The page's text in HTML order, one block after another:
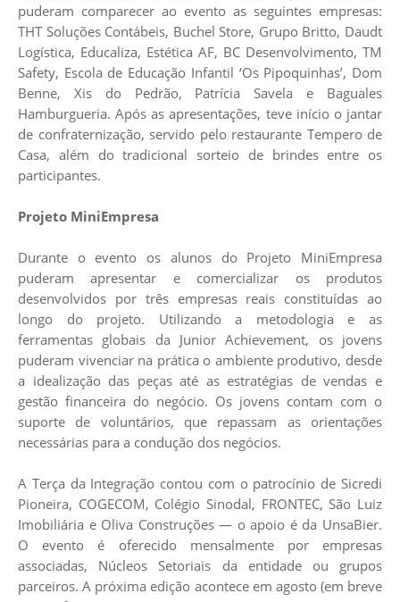
puderam comparecer ao evento as seguintes empresas:
THT Soluções Contábeis, Buchel Store, Grupo Britto, Daudt
Logística, Educaliza, Estética AF, BC Desenvolvimento, TM
Safety, Escola de Educação Infantil ‘Os Pipoquinhas’, Dom
Benne, Xis do Pedrão, Patrícia Savela e Baguales
Hamburgueria. Após as apresentações, teve início o jantar
de confraternização, servido pelo restaurante Tempero de
Casa, além do tradicional sorteio de brindes entre os
participantes.
Projeto MiniEmpresa
Durante o evento os alunos do Projeto MiniEmpresa
puderam apresentar e comercializar os produtos
desenvolvidos por três empresas reais constituídas ao
longo do projeto. Utilizando a metodologia e as
ferramentas globais da Junior Achievement, os jovens
puderam vivenciar na prática o ambiente produtivo, desde
a idealização das peças até as estratégias de vendas e
gestão financeira do negócio. Os jovens contam com o
suporte de voluntários, que repassam as orientações
necessárias para a condução dos negócios.
A Terça da Integração contou com o patrocínio de Sicredi
Pioneira, COGECOM, Colégio Sinodal, FRONTEC, São Luiz
Imobiliária e Oliva Construções — o apoio é da UnsaBier.
O evento é oferecido mensalmente por empresas
associadas, Núcleos Setoriais da entidade ou grupos
parceiros. A próxima edição acontece em agosto (em breve